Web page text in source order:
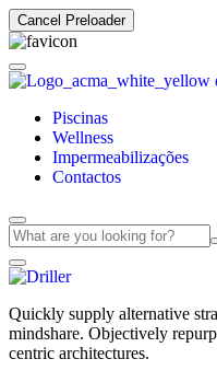
Cancel Preloader
Piscinas
Wellness
Impermeabilizações
Contactos
Quickly supply alternative
mindshare. Objectively
centric architectures.